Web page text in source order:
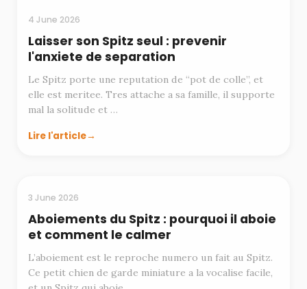
4 June 2026
Laisser son Spitz seul : prevenir
l'anxiete de separation
Le Spitz porte une reputation de “pot de colle”, et
elle est meritee. Tres attache a sa famille, il supporte
mal la solitude et …
Lire l'article
EDUCATION
3 June 2026
Aboiements du Spitz : pourquoi il aboie
et comment le calmer
L’aboiement est le reproche numero un fait au Spitz.
Ce petit chien de garde miniature a la vocalise facile,